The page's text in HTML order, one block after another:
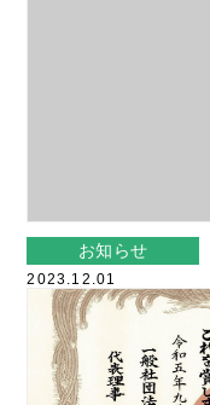
お知らせ
2023.12.01